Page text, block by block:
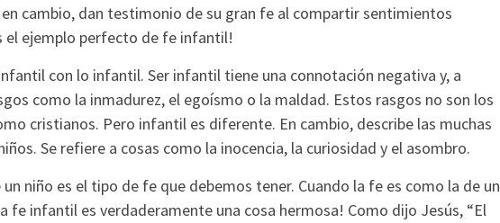
cambio, dan testimonio de su gran fe al compartir sentimientos
el ejemplo perfecto de fe infantil!
con lo infantil. Ser infantil tiene una connotación negativa y, a
como la inmadurez, el egoísmo o la maldad. Estos rasgos no son los
cristianos. Pero infantil es diferente. En cambio, describe las muchas
Se refiere a cosas como la inocencia, la curiosidad y el asombro.
niño es el tipo de fe que debemos tener. Cuando la fe es como la de un
fe infantil es verdaderamente una cosa hermosa! Como dijo Jesús, “El